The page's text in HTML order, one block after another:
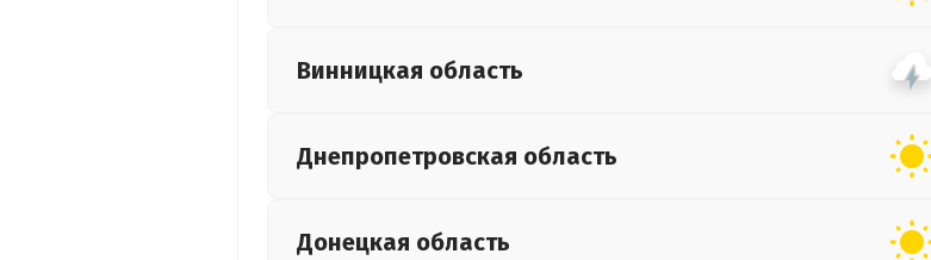
Винницкая область
Днепропетровская область
Донецкая область